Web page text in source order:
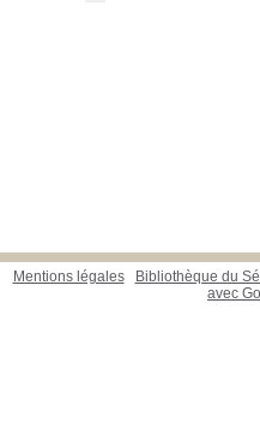
Mentions légales Bibliothèque du
avec